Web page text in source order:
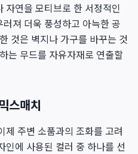
자연을 모티브로 한 서정적인
져 더욱 풍성하고 아늑한 공
것은 벽지나 가구를 바꾸는 것
는 무드를 자유자재로 연출할
스매치
제 주변 소품과의 조화를 고려
인에 사용된 컬러 중 하나를 선